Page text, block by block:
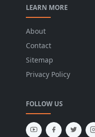
LEARN MORE
About
Contact
Sitemap
Privacy Policy
FOLLOW US